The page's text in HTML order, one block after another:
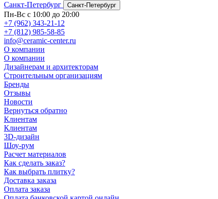
Санкт-Петербург
Санкт-Петербург
Пн-Вс с 10:00 до 20:00
+7 (962) 343-21-12
+7 (812) 985-58-85
info@ceramic-center.ru
О компании
О компании
Дизайнерам и архитекторам
Строительным организациям
Бренды
Отзывы
Новости
Вернуться обратно
Клиентам
Клиентам
3D-дизайн
Шоу-рум
Расчет материалов
Как сделать заказ?
Как выбрать плитку?
Доставка заказа
Оплата заказа